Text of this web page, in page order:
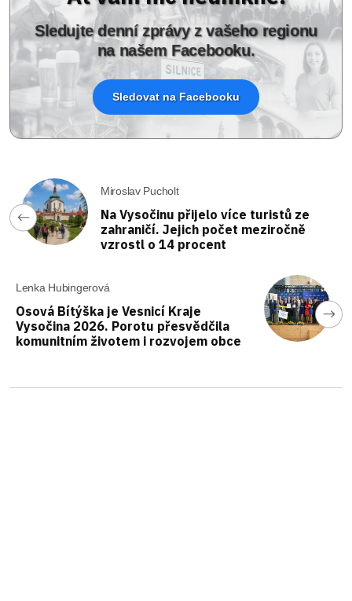
Sledujte denní zprávy z vašeho regionu
na našem Facebooku.
Sledovat na Facebooku
Miroslav Pucholt
Na Vysočinu přijelo více turistů ze
zahraničí. Jejich počet meziročně
vzrostl o 14 procent
Lenka Hubingerová
Osová Bítýška je Vesnicí Kraje
Vysočina 2026. Porotu přesvědčila
komunitním životem i rozvojem obce